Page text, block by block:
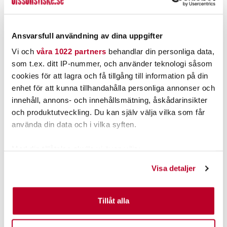
Ansvarsfull användning av dina uppgifter
Vi och våra 1022 partners behandlar din personliga data,
som t.ex. ditt IP-nummer, och använder teknologi såsom
cookies för att lagra och få tillgång till information på din
enhet för att kunna tillhandahålla personliga annonser och
innehåll, annons- och innehållsmätning, åskådarinsikter
och produktutveckling. Du kan själv välja vilka som får
använda din data och i vilka syften.
Identifiera din enhet genom att aktivt skanna den för
specifika kännetecken (fingeravtryck)
Ta reda på mer om hur dina personliga uppgifter
Visa detaljer
Tillåt alla
POPULÄRT JUST NU
Abu Ambassadeur 7000i
PATRIOT Deep Diver